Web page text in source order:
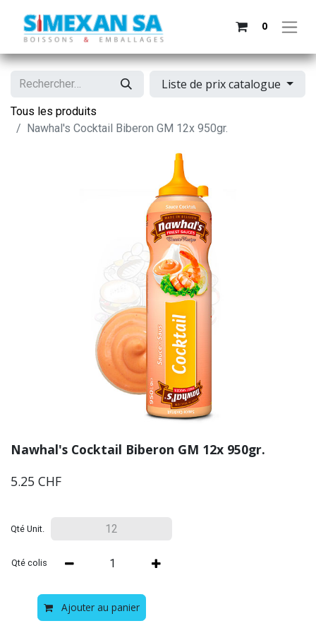
0
Liste de prix catalogue
Tous les produits
Nawhal's Cocktail Biberon GM 12x 950gr.
Nawhal's Cocktail Biberon GM 12x 950gr.
5.25 CHF
Qté Unit.
Qté colis
Ajouter au panier